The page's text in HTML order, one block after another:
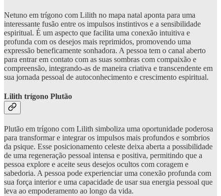
Netuno em trígono com Lilith no mapa natal aponta para uma
interessante fusão entre os impulsos instintivos e a sensibilidade
espiritual. É um aspecto que facilita uma conexão intuitiva e
profunda com os desejos mais reprimidos, promovendo uma
expressão beneficamente sonhadora. A pessoa tem o canal aberto
para entrar em contato com as suas sombras com compaixão e
compreensão, integrando-as de maneira criativa e transcendente em
sua jornada pessoal de autoconhecimento e crescimento espiritual.
Lilith trígono Plutão
Plutão em trígono com Lilith simboliza uma oportunidade poderosa
para transformar e integrar os impulsos mais profundos e sombrios
da psique. Esse posicionamento celeste deixa aberta a possibilidade
de uma regeneração pessoal intensa e positiva, permitindo que a
pessoa explore e aceite seus desejos ocultos com coragem e
sabedoria. A pessoa pode experienciar uma conexão profunda com
sua força interior e uma capacidade de usar sua energia pessoal que
leva ao empoderamento ao longo da vida.